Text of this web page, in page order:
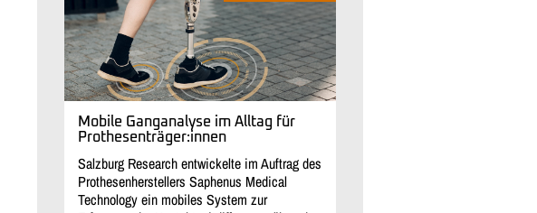
Mobile Ganganalyse im Alltag für
Prothesenträger:innen
Salzburg Research entwickelte im Auftrag des
Prothesenherstellers Saphenus Medical
Technology ein mobiles System zur